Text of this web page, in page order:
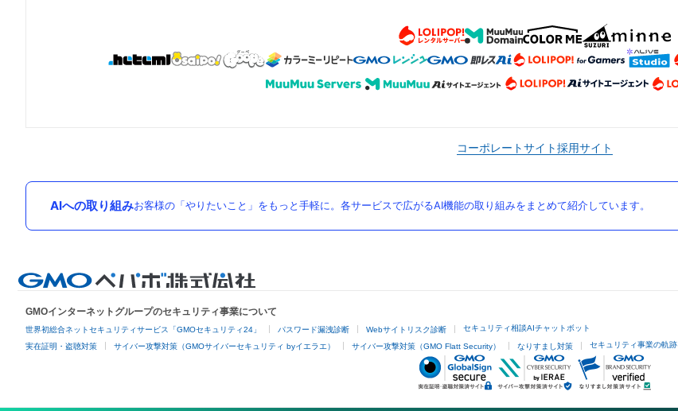
コーポレートサイト採用サイト
AIへの取り組みお客様の「やりたいこと」をもっと手軽に。各サービスで広がるAI機能の取り組みをまとめて紹介しています。
GMOインターネットグループのセキュリティ事業について
世界初総合ネットセキュリティサービス「GMOセキュリティ24」 パスワード漏洩診断 Webサイトリスク診断 セキュリティ相談AIチャットボット
実在証明・盗聴対策 サイバー攻撃対策（GMOサイバーセキュリティ byイエラエ） サイバー攻撃対策（GMO Flatt Security） なりすまし対策 セキュリティ事業の軌跡